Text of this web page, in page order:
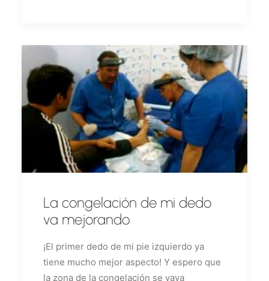
La congelación de mi dedo
va mejorando
¡El primer dedo de mi pie izquierdo ya
tiene mucho mejor aspecto! Y espero que
la zona de la congelación se vaya